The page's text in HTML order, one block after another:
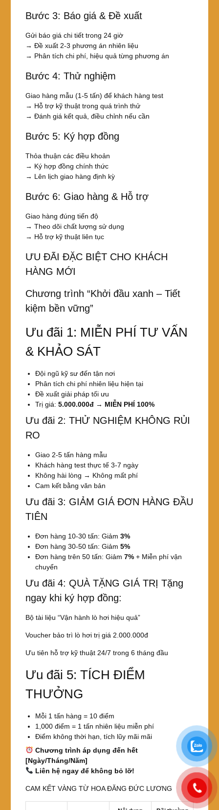
Bước 3: Báo giá & Đề xuất
Gửi báo giá chi tiết trong 24 giờ
→ Đề xuất 2-3 phương án nhiên liệu
→ Phân tích chi phí, hiệu quả từng phương án
Bước 4: Thử nghiệm
Giao hàng mẫu (1-5 tấn) để khách hàng test
→ Hỗ trợ kỹ thuật trong quá trình thử
→ Đánh giá kết quả, điều chỉnh nếu cần
Bước 5: Ký hợp đồng
Thỏa thuận các điều khoản
→ Ký hợp đồng chính thức
→ Lên lịch giao hàng định kỳ
Bước 6: Giao hàng & Hỗ trợ
Giao hàng đúng tiến độ
→ Theo dõi chất lượng sử dụng
→ Hỗ trợ kỹ thuật liên tục
ƯU ĐÃI ĐẶC BIỆT CHO KHÁCH
HÀNG MỚI
Chương trình “Khởi đầu xanh – Tiết
kiệm bền vững”
Ưu đãi 1: MIỄN PHÍ TƯ VẤN
& KHẢO SÁT
Đội ngũ kỹ sư đến tận nơi
Phân tích chi phí nhiên liệu hiện tại
Đề xuất giải pháp tối ưu
Trị giá: 5.000.000đ→ MIỄN PHÍ 100%
Ưu đãi 2: THỬ NGHIỆM KHÔNG RỦI
RO
Giao 2-5 tấn hàng mẫu
Khách hàng test thực tế 3-7 ngày
Không hài lòng → Không mất phí
Cam kết bằng văn bản
Ưu đãi 3: GIẢM GIÁ ĐƠN HÀNG ĐẦU
TIÊN
Đơn hàng 10-30 tấn: Giảm 3%
Đơn hàng 30-50 tấn: Giảm 5%
Đơn hàng trên 50 tấn: Giảm 7%+ Miễn phí vận
chuyển
Ưu đãi 4: QUÀ TẶNG GIÁ TRỊ Tặng
ngay khi ký hợp đồng:
Bộ tài liệu “Vận hành lò hơi hiệu quả”
Voucher bảo trì lò hơi trị giá 2.000.000đ
Ưu tiên hỗ trợ kỹ thuật 24/7 trong 6 tháng đầu
Ưu đãi 5: TÍCH ĐIỂM
THƯỞNG
Mỗi 1 tấn hàng = 10 điểm
1,000 điểm = 1 tấn nhiên liệu miễn phí
Điểm không thời hạn, tích lũy mãi mãi
Chương trình áp dụng đến hết
[Ngày/Tháng/Năm]
Liên hệ ngay để không bỏ lỡ!
CAM KẾT VÀNG TỪ HOA ĐĂNG ĐỨC LƯƠNG